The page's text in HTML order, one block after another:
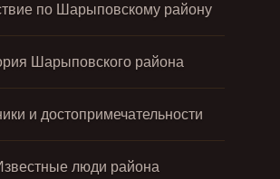
по Шарыповскому району
Шарыповского района
и достопримечательности
люди района